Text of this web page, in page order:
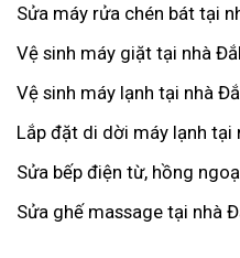
Sửa máy rửa chén bát tại
Vệ sinh máy giặt tại nhà
Vệ sinh máy lạnh tại nhà
Lắp đặt di dời máy lạnh tại
Sửa bếp điện từ, hồng
Sửa ghế massage tại nhà